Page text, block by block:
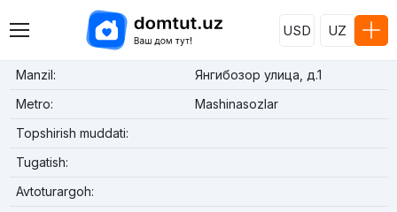
USD UZ
Manzil:
Янгибозор улица, д.1
Metro:
Mashinasozlar
Topshirish muddati:
Tugatish:
Avtoturargoh: